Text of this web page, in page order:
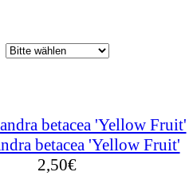
betacea 'Yellow Fruit'
2,50€